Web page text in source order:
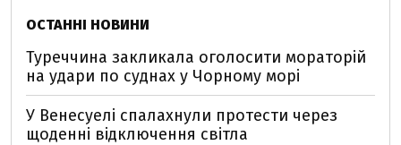
ОСТАННІ НОВИНИ
Туреччина закликала оголосити мораторій
на удари по суднах у Чорному морі
У Венесуелі спалахнули протести через
щоденні відключення світла